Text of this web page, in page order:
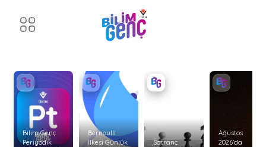
Bilim Genç
Periyodik
Bernoulli
İlkesi Günlük
Satranç
Ağustos
2026’da